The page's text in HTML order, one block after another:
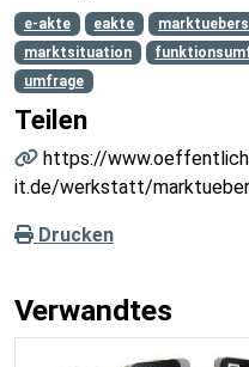
e-akte eakte
marktsituation
umfrage
Teilen
https://
it.de/werkstatt/
Drucken
Verwandtes